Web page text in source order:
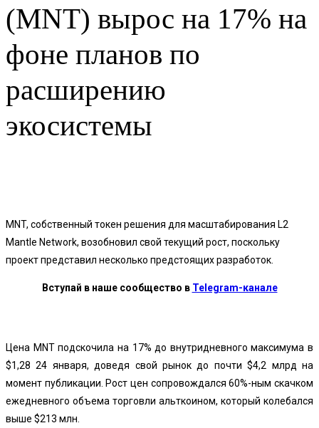
(MNT) вырос на 17% на
фоне планов по
расширению
экосистемы
MNT, собственный токен решения для масштабирования L2
Mantle Network, возобновил свой текущий рост, поскольку
проект представил несколько предстоящих разработок.
Вступай в наше сообщество в Telegram-канале
Цена MNT подскочила на 17% до внутридневного максимума в
$1,28 24 января, доведя свой рынок до почти $4,2 млрд на
момент публикации. Рост цен сопровождался 60%-ным скачком
ежедневного объема торговли альткоином, который колебался
выше $213 млн.